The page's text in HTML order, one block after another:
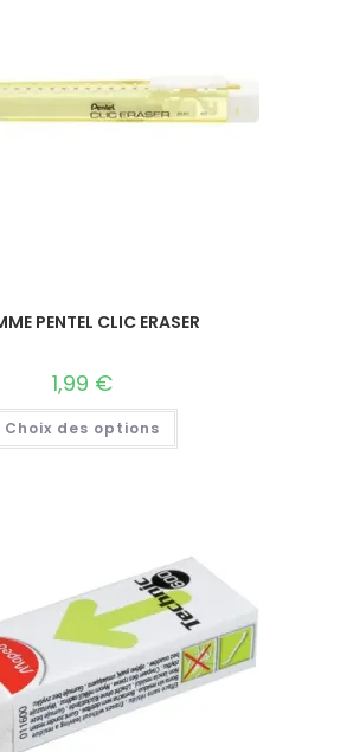
PENTEL CLIC ERASER
1,99 €
Choix des options